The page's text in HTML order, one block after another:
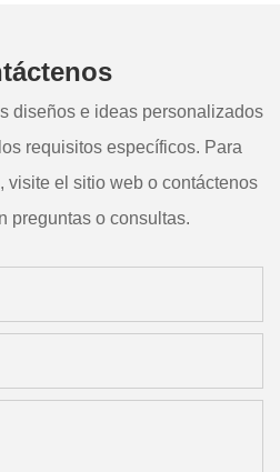
diseños e ideas personalizados
requisitos específicos. Para
visite el sitio web o contáctenos
preguntas o consultas.